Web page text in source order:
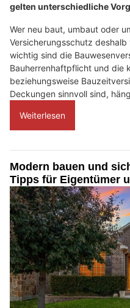
gelten unterschiedliche
Wer neu baut, umbaut oder
Versicherungsschutz
wichtig sind die
Bauherrenhaftpflicht und die
beziehungsweise
Deckungen sinnvoll sind,
Weiterlesen
Modern bauen und
Tipps für Eigentümer